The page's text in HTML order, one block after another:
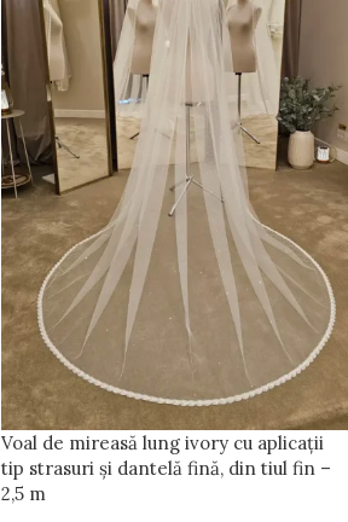
Voal de mireasă lung ivory cu aplicații
tip strasuri și dantelă fină, din tiul fin –
2,5 m